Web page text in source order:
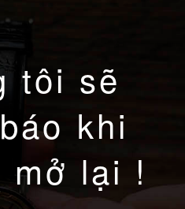
tôi sẽ
khi
mở lại !